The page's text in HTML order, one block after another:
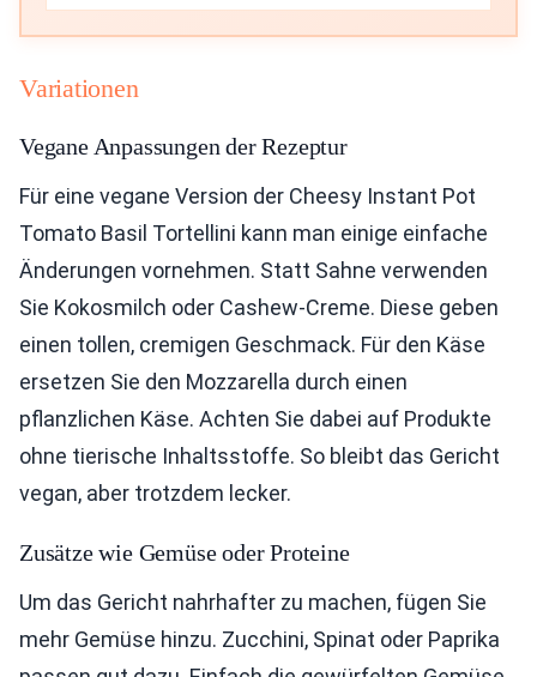
Variationen
Vegane Anpassungen der Rezeptur
Für eine vegane Version der Cheesy Instant Pot
Tomato Basil Tortellini kann man einige einfache
Änderungen vornehmen. Statt Sahne verwenden
Sie Kokosmilch oder Cashew-Creme. Diese geben
einen tollen, cremigen Geschmack. Für den Käse
ersetzen Sie den Mozzarella durch einen
pflanzlichen Käse. Achten Sie dabei auf Produkte
ohne tierische Inhaltsstoffe. So bleibt das Gericht
vegan, aber trotzdem lecker.
Zusätze wie Gemüse oder Proteine
Um das Gericht nahrhafter zu machen, fügen Sie
mehr Gemüse hinzu. Zucchini, Spinat oder Paprika